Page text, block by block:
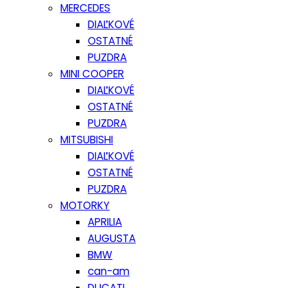
MERCEDES
DIAĽKOVÉ
OSTATNÉ
PUZDRA
MINI COOPER
DIAĽKOVÉ
OSTATNÉ
PUZDRA
MITSUBISHI
DIAĽKOVÉ
OSTATNÉ
PUZDRA
MOTORKY
APRILIA
AUGUSTA
BMW
can-am